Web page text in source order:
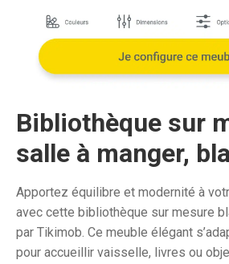
était
1
Bibliothèque sur
salle à manger,
Apportez équilibre et modernité à
avec cette bibliothèque sur mesure
par Tikimob. Ce meuble élégant
pour accueillir vaisselle, livres ou